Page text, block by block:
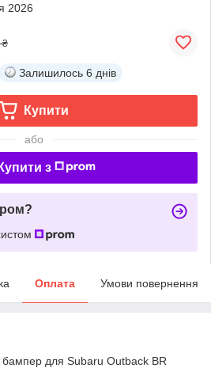
2026
₴
Залишилось 6 днів
Купити
або
Купити з
Оплата Умови повернення
бампер для Subaru Outback BR